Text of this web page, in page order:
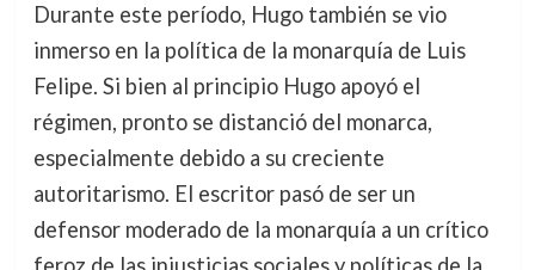
Durante este período, Hugo también se vio
inmerso en la política de la monarquía de Luis
Felipe. Si bien al principio Hugo apoyó el
régimen, pronto se distanció del monarca,
especialmente debido a su creciente
autoritarismo. El escritor pasó de ser un
defensor moderado de la monarquía a un crítico